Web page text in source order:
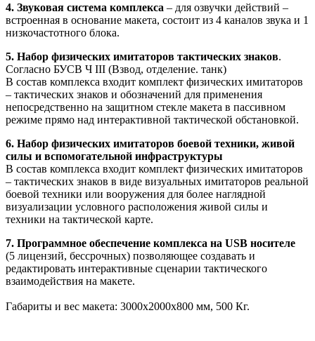
4. Звуковая система комплекса – для озвучки действий –
встроенная в основание макета, состоит из 4 каналов звука и 1
низкочастотного блока.
5. Набор физических имитаторов тактических знаков.
Согласно БУСВ Ч III (Взвод, отделение. танк)
В состав комплекса входит комплект физических имитаторов
– тактических знаков и обозначений для применения
непосредственно на защитном стекле макета в пассивном
режиме прямо над интерактивной тактической обстановкой.
6. Набор физических имитаторов боевой техники, живой
силы и вспомогательной инфраструктуры
В состав комплекса входит комплект физических имитаторов
– тактических знаков в виде визуальных имитаторов реальной
боевой техники или вооружения для более наглядной
визуализации условного расположения живой силы и
техники на тактической карте.
7. Программное обеспечение комплекса на USB носителе
(5 лицензий, бессрочных) позволяющее создавать и
редактировать интерактивные сценарии тактического
взаимодействия на макете.
Габариты и вес макета: 3000x2000x800 мм, 500 Кг.